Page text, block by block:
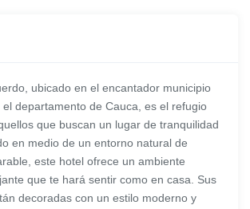
ubicado en el encantador municipio
departamento de Cauca, es el refugio
que buscan un lugar de tranquilidad
en medio de un entorno natural de
este hotel ofrece un ambiente
que te hará sentir como en casa. Sus
decoradas con un estilo moderno y